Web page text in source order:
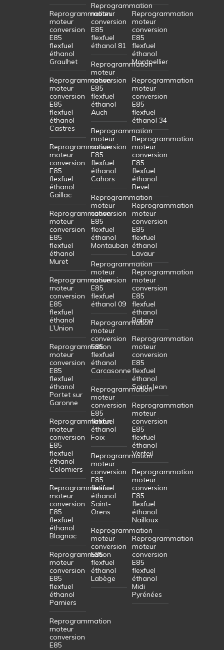
Reprogrammation
moteur
conversion
E85
flexfuel
éthanol
Graulhet
Reprogrammation
moteur
conversion
E85
flexfuel
éthanol
Castres
Reprogrammation
moteur
conversion
E85
flexfuel
éthanol
Gaillac
Reprogrammation
moteur
conversion
E85
flexfuel
éthanol
Muret
Reprogrammation
moteur
conversion
E85
flexfuel
éthanol
L’Union
Reprogrammation
moteur
conversion
E85
flexfuel
éthanol
Portet sur
Garonne
Reprogrammation
moteur
conversion
E85
flexfuel
éthanol
Colomiers
Reprogrammation
moteur
conversion
E85
flexfuel
éthanol
Blagnac
Reprogrammation
moteur
conversion
E85
flexfuel
éthanol
Pamiers
Reprogrammation
moteur
conversion
E85
Reprogrammation
moteur
conversion
E85
flexfuel
éthanol 81
Reprogrammation
moteur
conversion
E85
flexfuel
éthanol
Auch
Reprogrammation
moteur
conversion
E85
flexfuel
éthanol
Cahors
Reprogrammation
moteur
conversion
E85
flexfuel
éthanol
Montauban
Reprogrammation
moteur
conversion
E85
flexfuel
éthanol 09
Reprogrammation
moteur
conversion
E85
flexfuel
éthanol
Carcasonne
Reprogrammation
moteur
conversion
E85
flexfuel
éthanol
Foix
Reprogrammation
moteur
conversion
E85
flexfuel
éthanol
Saint-
Orens
Reprogrammation
moteur
conversion
E85
flexfuel
éthanol
Labège
Reprogrammation
moteur
conversion
E85
flexfuel
éthanol
Montpellier
Reprogrammation
moteur
conversion
E85
flexfuel
éthanol 34
Reprogrammation
moteur
conversion
E85
flexfuel
éthanol
Revel
Reprogrammation
moteur
conversion
E85
flexfuel
éthanol
Lavaur
Reprogrammation
moteur
conversion
E85
flexfuel
éthanol
Balma
Reprogrammation
moteur
conversion
E85
flexfuel
éthanol
Saint-Jean
Reprogrammation
moteur
conversion
E85
flexfuel
éthanol
Verfeil
Reprogrammation
moteur
conversion
E85
flexfuel
éthanol
Nailloux
Reprogrammation
moteur
conversion
E85
flexfuel
éthanol
Midi
Pyrénées